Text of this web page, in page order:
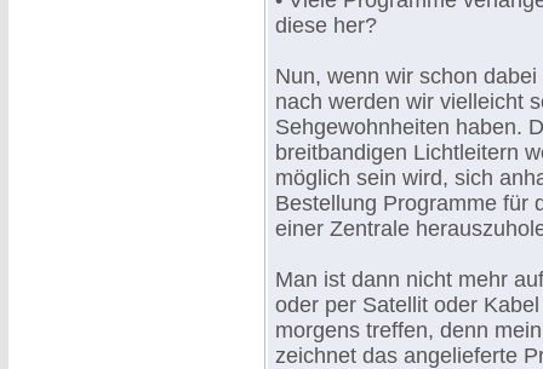
diese her?
Nun, wenn wir schon
nach werden wir vielleicht
Sehgewohnheiten haben.
breitbandigen Lichtleitern
möglich sein wird, sich
Bestellung Programme für
einer Zentrale
Man ist dann nicht mehr
oder per Satellit oder
morgens treffen, denn
zeichnet das angelieferte